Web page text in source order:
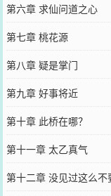
第六章 求仙问道之心
第七章 桃花源
第八章 疑是掌门
第九章 好事将近
第十章 此桥在哪？
第十一章 太乙真气
第十二章 没见过这么不